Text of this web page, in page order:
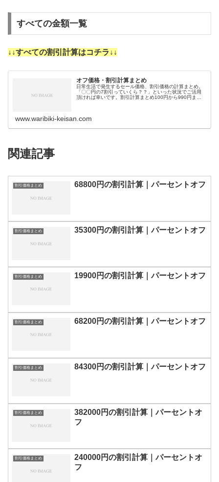
すべての金額一覧
↓↓すべての割引計算はコチラ↓↓
オフ価格・割引計算まとめ
日常生活で発生するセール価格、割引価格の計算まとめ。
「〇〇円の7割引っていくら？？」といった状況でご活用
頂ければ幸いです。割引計算まとめ100円から990円まで
www.waribiki-keisan.com
関連記事
割引価格まとめ 68800円の割引計算｜パーセントオフ
割引価格まとめ 35300円の割引計算｜パーセントオフ
割引価格まとめ 19900円の割引計算｜パーセントオフ
割引価格まとめ 68200円の割引計算｜パーセントオフ
割引価格まとめ 84300円の割引計算｜パーセントオフ
割引価格まとめ
382000円の割引計算｜パーセントオ
フ
割引価格まとめ
240000円の割引計算｜パーセントオ
フ